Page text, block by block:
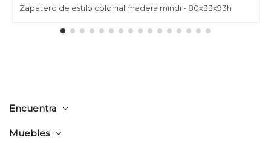
Zapatero de estilo colonial madera mindi - 80x33x93h
Encuentra
Muebles